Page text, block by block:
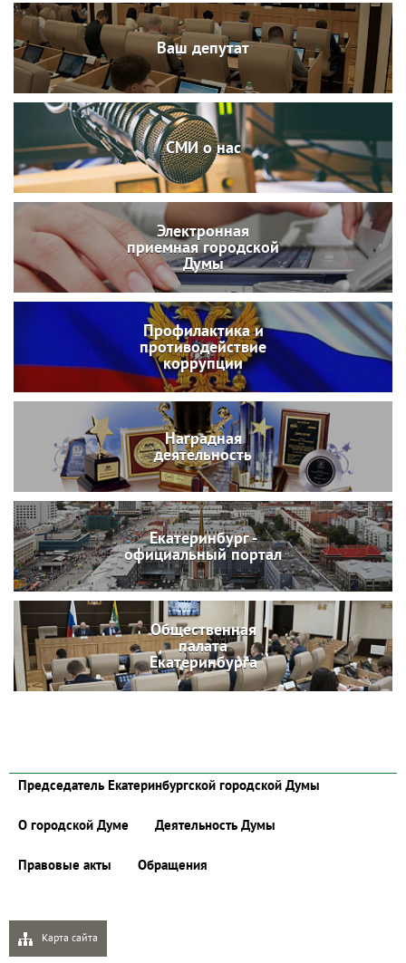
Ваш депутат
СМИ о нас
Электронная
приемная городской
Думы
Профилактика и
противодействие
коррупции
Наградная
деятельность
Екатеринбург -
официальный портал
Общественная
палата
Екатеринбурга
Председатель Екатеринбургской городской Думы
О городской Думе Деятельность Думы
Правовые акты Обращения
Карта сайта